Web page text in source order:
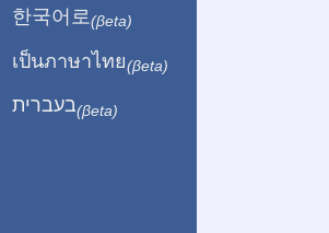
한국어로 (βeta)
เป็นภาษาไทย(βeta)
בעברית(βeta)